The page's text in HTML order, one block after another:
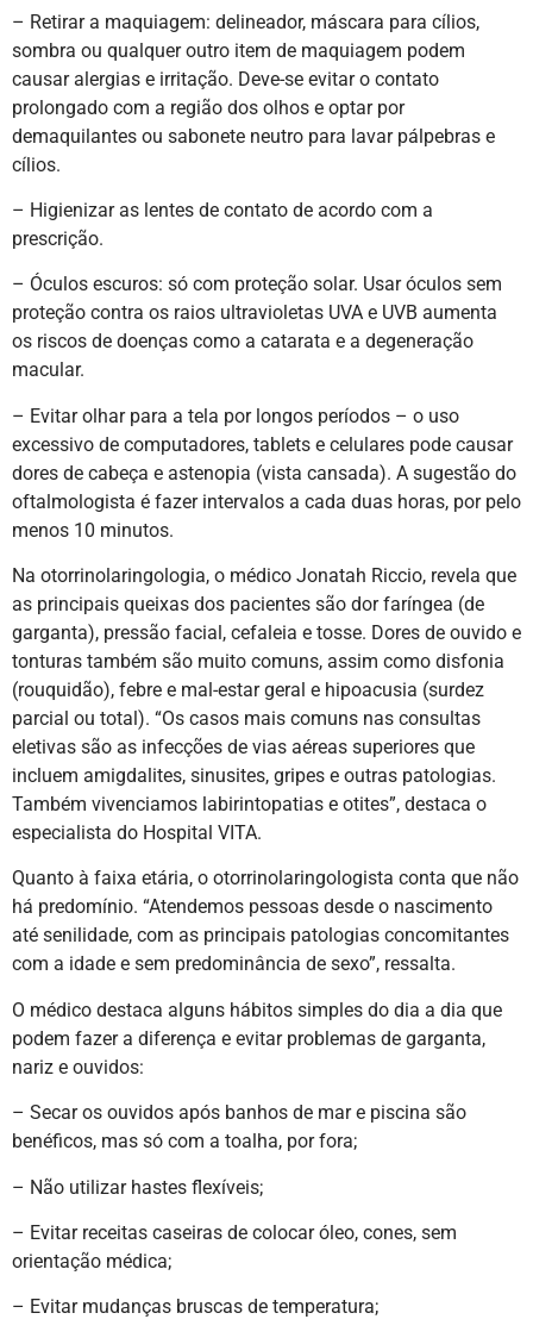
– Retirar a maquiagem: delineador, máscara para cílios,
sombra ou qualquer outro item de maquiagem podem
causar alergias e irritação. Deve-se evitar o contato
prolongado com a região dos olhos e optar por
demaquilantes ou sabonete neutro para lavar pálpebras e
cílios.
– Higienizar as lentes de contato de acordo com a
prescrição.
– Óculos escuros: só com proteção solar. Usar óculos sem
proteção contra os raios ultravioletas UVA e UVB aumenta
os riscos de doenças como a catarata e a degeneração
macular.
– Evitar olhar para a tela por longos períodos – o uso
excessivo de computadores, tablets e celulares pode causar
dores de cabeça e astenopia (vista cansada). A sugestão do
oftalmologista é fazer intervalos a cada duas horas, por pelo
menos 10 minutos.
Na otorrinolaringologia, o médico Jonatah Riccio, revela que
as principais queixas dos pacientes são dor faríngea (de
garganta), pressão facial, cefaleia e tosse. Dores de ouvido e
tonturas também são muito comuns, assim como disfonia
(rouquidão), febre e mal-estar geral e hipoacusia (surdez
parcial ou total). “Os casos mais comuns nas consultas
eletivas são as infecções de vias aéreas superiores que
incluem amigdalites, sinusites, gripes e outras patologias.
Também vivenciamos labirintopatias e otites”, destaca o
especialista do Hospital VITA.
Quanto à faixa etária, o otorrinolaringologista conta que não
há predomínio. “Atendemos pessoas desde o nascimento
até senilidade, com as principais patologias concomitantes
com a idade e sem predominância de sexo”, ressalta.
O médico destaca alguns hábitos simples do dia a dia que
podem fazer a diferença e evitar problemas de garganta,
nariz e ouvidos:
– Secar os ouvidos após banhos de mar e piscina são
benéficos, mas só com a toalha, por fora;
– Não utilizar hastes flexíveis;
– Evitar receitas caseiras de colocar óleo, cones, sem
orientação médica;
– Evitar mudanças bruscas de temperatura;